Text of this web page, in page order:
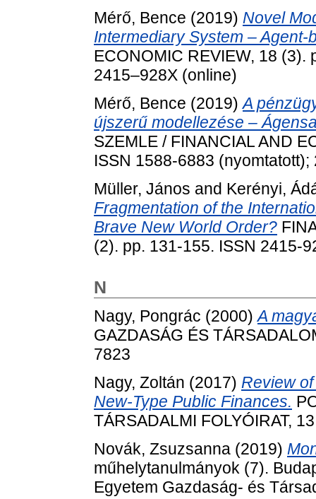
Mérő, Bence (2019) Novel
Intermediary System –
ECONOMIC REVIEW, 18 (3).
2415–928X (online)
Mérő, Bence (2019)A
újszerű modellezése –
SZEMLE / FINANCIAL AND
ISSN 1588-6883
Müller, János and Kerényi,
Fragmentation of the
Brave New World Order?
(2). pp. 131-155. ISSN 2415-
N
Nagy, Pongrác (2000)A
GAZDASÁG ÉS
7823
Nagy, Zoltán (2017) Review
New-Type Public Finances.
TÁRSADALMI FOLYÓIRAT,
Novák, Zsuzsanna (2019)
műhelytanulmányok (7).
Egyetem Gazdaság- és